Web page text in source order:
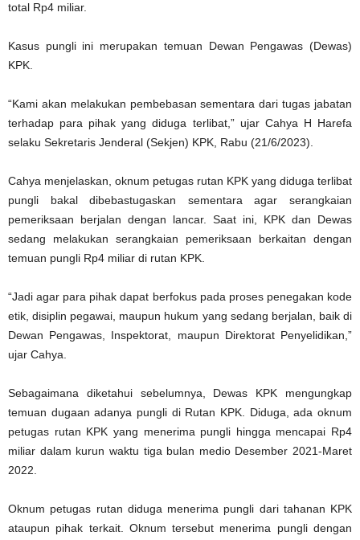
total Rp4 miliar.
Kasus pungli ini merupakan temuan Dewan Pengawas (Dewas)
KPK.
“Kami akan melakukan pembebasan sementara dari tugas jabatan
terhadap para pihak yang diduga terlibat,” ujar Cahya H Harefa
selaku Sekretaris Jenderal (Sekjen) KPK, Rabu (21/6/2023).
Cahya menjelaskan, oknum petugas rutan KPK yang diduga terlibat
pungli bakal dibebastugaskan sementara agar serangkaian
pemeriksaan berjalan dengan lancar. Saat ini, KPK dan Dewas
sedang melakukan serangkaian pemeriksaan berkaitan dengan
temuan pungli Rp4 miliar di rutan KPK.
“Jadi agar para pihak dapat berfokus pada proses penegakan kode
etik, disiplin pegawai, maupun hukum yang sedang berjalan, baik di
Dewan Pengawas, Inspektorat, maupun Direktorat Penyelidikan,”
ujar Cahya.
Sebagaimana diketahui sebelumnya, Dewas KPK mengungkap
temuan dugaan adanya pungli di Rutan KPK. Diduga, ada oknum
petugas rutan KPK yang menerima pungli hingga mencapai Rp4
miliar dalam kurun waktu tiga bulan medio Desember 2021-Maret
2022.
Oknum petugas rutan diduga menerima pungli dari tahanan KPK
ataupun pihak terkait. Oknum tersebut menerima pungli dengan